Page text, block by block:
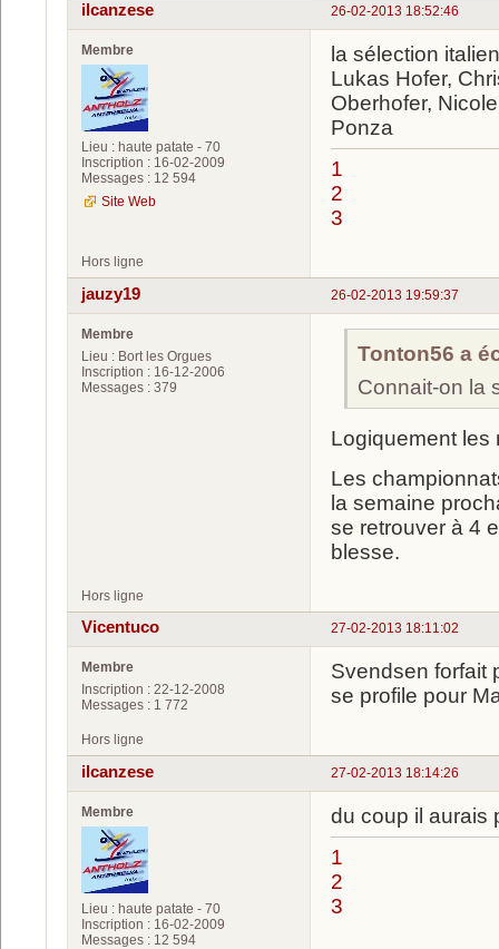
26-02-2013 18:52:46
ilcanzese
Membre
Lieu : haute patate - 70
Inscription : 16-02-2009
Messages : 12 594
Site Web
la sélection
Lukas Hofer,
Oberhofer,
Ponza
1
2
3
Hors ligne
26-02-2013 19:59:37
jauzy19
Membre
Lieu : Bort les Orgues
Inscription : 16-12-2006
Messages : 379
Tonton56 a
Connait-on la
Logiquement les
Les
la semaine
se retrouver à 4
blesse.
Hors ligne
27-02-2013 18:11:02
Vicentuco
Membre
Inscription : 22-12-2008
Messages : 1 772
Svendsen forfait
se profile pour
Hors ligne
27-02-2013 18:14:26
ilcanzese
Membre
Lieu : haute patate - 70
Inscription : 16-02-2009
Messages : 12 594
du coup il
1
2
3